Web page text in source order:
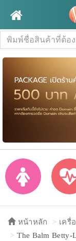
หน้าหลัก เครื่
The Balm